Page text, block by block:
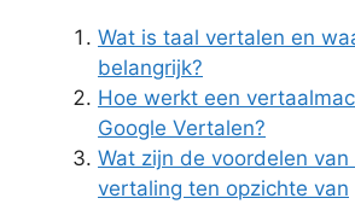
Wat is taal vertalen en
belangrijk?
Hoe werkt een
Google Vertalen?
Wat zijn de voordelen van
vertaling ten opzichte van